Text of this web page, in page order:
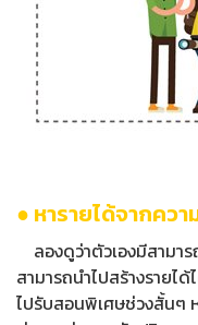
● หารายได้จากคว
ลองดูว่าตัวเองมีสามา
สามารถนำไปสร้างรายได้
ไปรับสอนพิเศษช่วงสั้นๆ